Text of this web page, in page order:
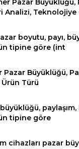
Pazar Büyüklüğü,
Analizi, Teknolojiye
boyutu, payı,
tipine göre (int
Büyüklüğü,
Türü
tipine göre
cihazları pazar